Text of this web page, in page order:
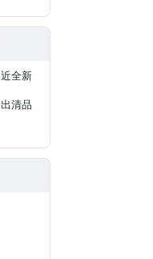
近全新
出清品